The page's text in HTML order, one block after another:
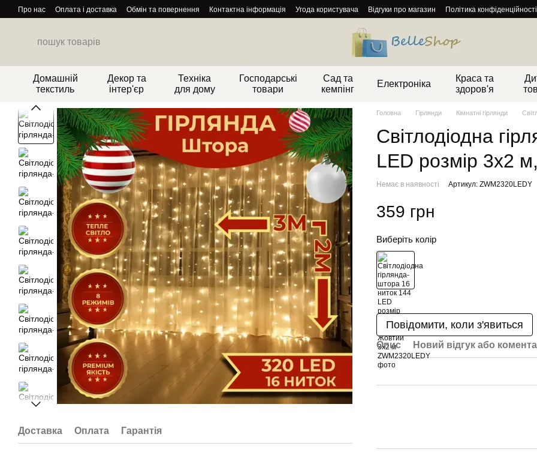
Перейти до основного контенту
Про нас Оплата і доставка Обмін та повернення Контактна інформація Угода користувача Відгуки про магазин Політика конфіденційності
Домашній
текстиль
Декор та
інтер'єр
Техніка
для дому
Господарські
товари
Сад та
кемпінг
Електроніка
Краса та
здоров'я
Доставка Оплата Гарантія
Головна Гірлянди Кімнатні гірлянди
Світлодіодна
LED розмір 3x2
Немає в наявності Артикул: ZWM2320LEDY
359 грн
Виберіть колір
Повідомити, коли з'явиться
Опис Новий відгук або